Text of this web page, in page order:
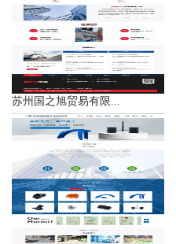
苏州国之旭贸易有限...